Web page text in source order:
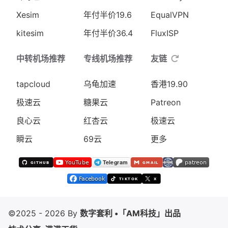
Xesim
kitesim
年付半价19.6
年付半价36.4
EqualVPN
FluxISP
中转机场推荐
tapcloud
极速云
良心云
瞬云
专线机场推荐
乌龟加速
糖果云
红杏云
69云
友链
香港19.90
Patreon
极速云
更多
©2025 - 2026 By 数字套利 •「AM科技」出品